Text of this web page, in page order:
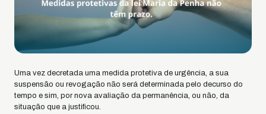
Uma vez decretada uma medida protetiva de urgência, a sua
suspensão ou revogação não será determinada pelo decurso do
tempo e sim, por nova avaliação da permanência, ou não, da
situação que a justificou.